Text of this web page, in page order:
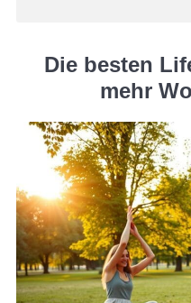
Die besten
mehr